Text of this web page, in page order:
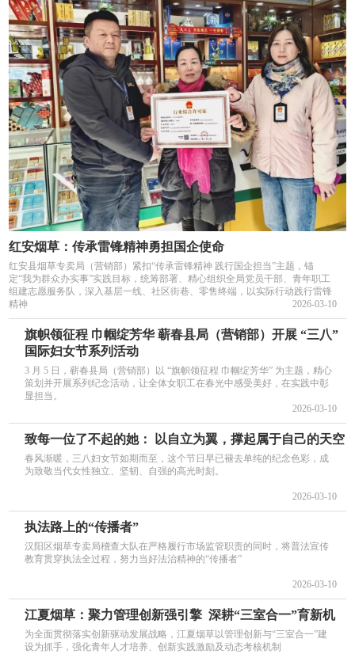
红安烟草：传承雷锋精神勇担国企使命
红安县烟草专卖局（营销部）紧扣“传承雷锋精神 践行国企担当”主题，锚
定“我为群众办实事”实践目标，统筹部署、精心组织全局党员干部、青年职工
组建志愿服务队，深入基层一线、社区街巷、零售终端，以实际行动践行雷锋
精神
2026-03-10
旗帜领征程 巾帼绽芳华 蕲春县局（营销部）开展 “三八”
国际妇女节系列活动
3 月 5 日，蕲春县局（营销部）以 “旗帜领征程 巾帼绽芳华” 为主题，精心
策划并开展系列纪念活动，让全体女职工在春光中感受美好，在实践中彰
显担当。
2026-03-10
致每一位了不起的她： 以自立为翼，撑起属于自己的天空
春风渐暖，三八妇女节如期而至，这个节日早已褪去单纯的纪念色彩，成
为致敬当代女性独立、坚韧、自强的高光时刻。
2026-03-10
执法路上的“传播者”
汉阳区烟草专卖局稽查大队在严格履行市场监管职责的同时，将普法宣传
教育贯穿执法全过程，努力当好法治精神的“传播者”
2026-03-10
江夏烟草：聚力管理创新强引擎 深耕“三室合一”育新机
为全面贯彻落实创新驱动发展战略，江夏烟草以管理创新与“三室合一”建
设为抓手，强化青年人才培养、创新实践激励及动态考核机制